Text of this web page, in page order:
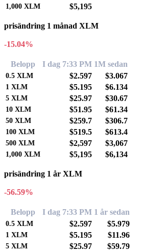
1,000 XLM $5,195
prisändring 1 månad XLM
-15.04%
Belopp I dag 7:33 PM 1M sedan
0.5 XLM $2.597 $3.067
1 XLM $5.195 $6.134
5 XLM $25.97 $30.67
10 XLM $51.95 $61.34
50 XLM $259.7 $306.7
100 XLM $519.5 $613.4
500 XLM $2,597 $3,067
1,000 XLM $5,195 $6,134
prisändring 1 år XLM
-56.59%
Belopp I dag 7:33 PM 1 år sedan
0.5 XLM $2.597 $5.979
1 XLM $5.195 $11.96
5 XLM $25.97 $59.79